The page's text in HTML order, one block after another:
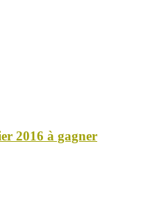
2016 à gagner